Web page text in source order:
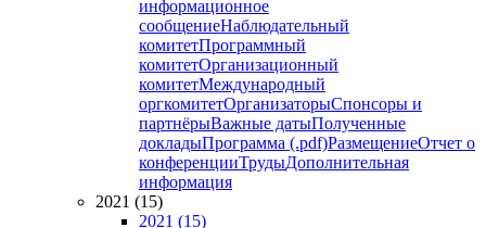
информационное
сообщениеНаблюдательный
комитетПрограммный
комитетОрганизационный
комитетМеждународный
оргкомитетОрганизаторыСпонсоры и
партнёрыВажные датыПолученные
докладыПрограмма (.pdf)РазмещениеОтчет о
конференцииТрудыДополнительная
информация
2021 (15)
2021 (15)